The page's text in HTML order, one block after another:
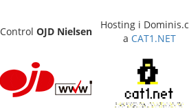
Control OJD Nielsen
Hosting i
a CAT1.NET